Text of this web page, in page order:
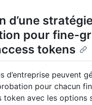
d’une
pour fine-
tokens
d’entreprise peuvent
pour chacun
token avec les options